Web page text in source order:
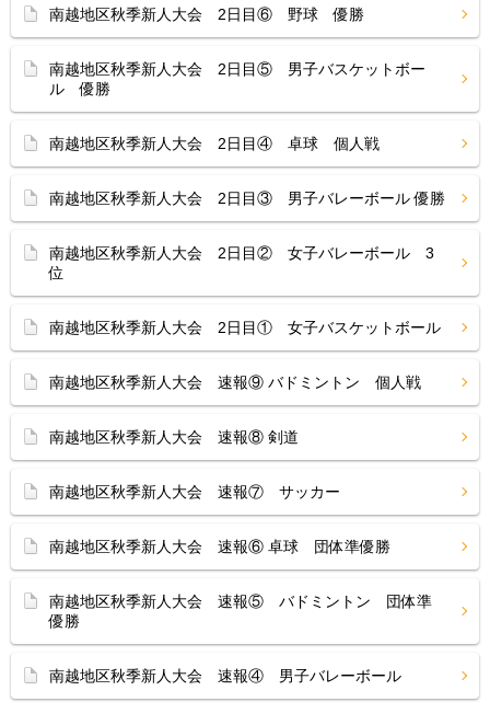
南越地区秋季新人大会 2日目⑥ 野球 優勝
南越地区秋季新人大会 2日目⑤ 男子バスケットボー
ル 優勝
南越地区秋季新人大会 2日目④ 卓球 個人戦
南越地区秋季新人大会 2日目③ 男子バレーボール 優勝
南越地区秋季新人大会 2日目② 女子バレーボール 3
位
南越地区秋季新人大会 2日目① 女子バスケットボール
南越地区秋季新人大会 速報⑨ バドミントン 個人戦
南越地区秋季新人大会 速報⑧ 剣道
南越地区秋季新人大会 速報⑦ サッカー
南越地区秋季新人大会 速報⑥ 卓球 団体準優勝
南越地区秋季新人大会 速報⑤ バドミントン 団体準
優勝
南越地区秋季新人大会 速報④ 男子バレーボール